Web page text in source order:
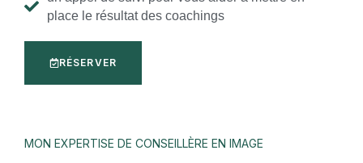
place le résultat des coachings
RÉSERVER
MON EXPERTISE DE CONSEILLÈRE EN IMAGE